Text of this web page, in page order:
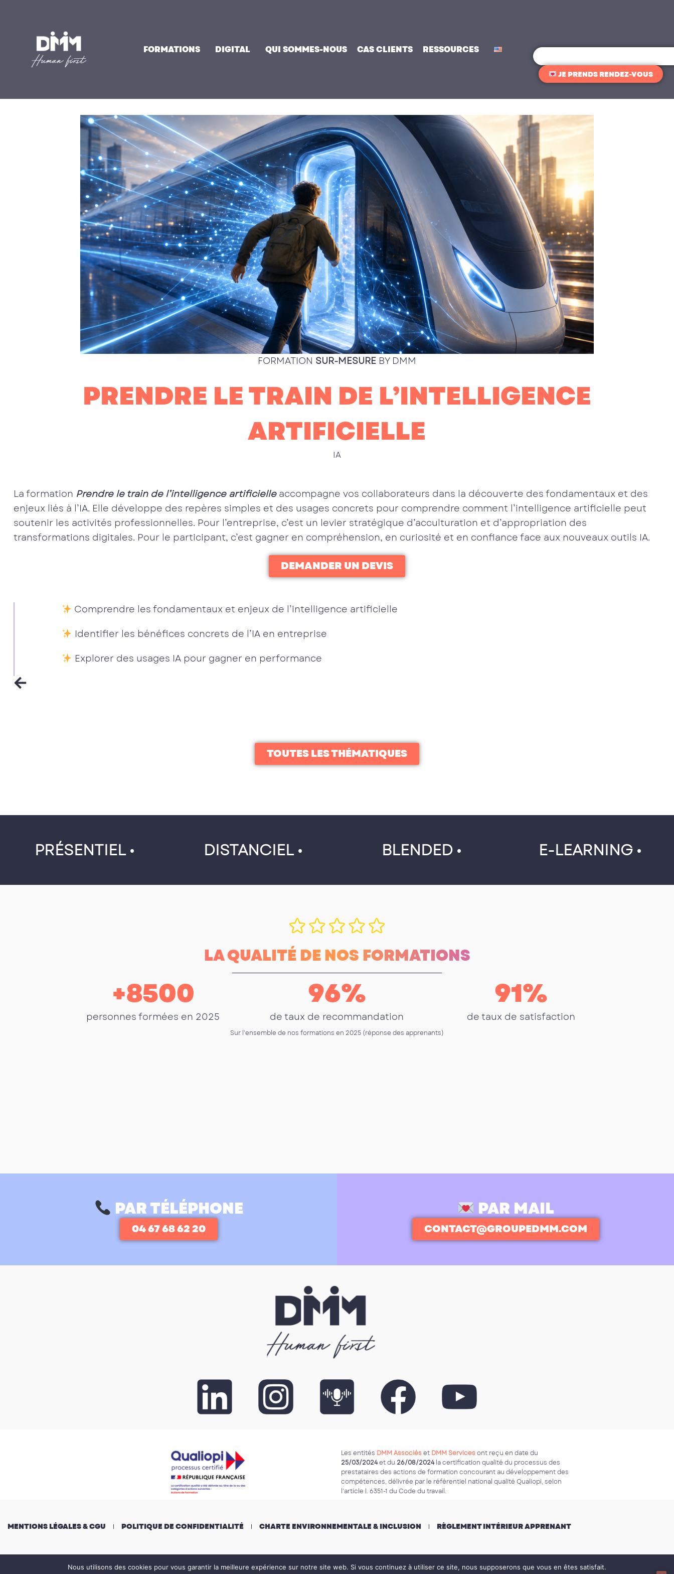
FORMATIONS DIGITAL QUI SOMMES-NOUS CAS CLIENTS RESSOURCES Rechercher
JE PRENDS RENDEZ-VOUS
FORMATION SUR-MESURE BY DMM
PRENDRE LE TRAIN DE L’INTELLIGENCE
ARTIFICIELLE
IA
La formation Prendre le train de l’intelligence artificielle accompagne vos collaborateurs dans la découverte des fondamentaux et des
enjeux liés à l’IA. Elle développe des repères simples et des usages concrets pour comprendre comment l’intelligence artificielle peut
soutenir les activités professionnelles. Pour l’entreprise, c’est un levier stratégique d’acculturation et d’appropriation des
transformations digitales. Pour le participant, c’est gagner en compréhension, en curiosité et en confiance face aux nouveaux outils IA.
DEMANDER UN DEVIS
Comprendre les fondamentaux et enjeux de l’intelligence artificielle
Identifier les bénéfices concrets de l’IA en entreprise
Explorer des usages IA pour gagner en performance
TOUTES LES THÉMATIQUES
PRÉSENTIEL • DISTANCIEL • BLENDED • E-LEARNING •
LA QUALITÉ DE NOS FORMATIONS
personnes formées en 2025
+8500
de taux de recommandation
96%
de taux de satisfaction
91%
Sur l’ensemble de nos formations en 2025 (réponse des apprenants)
PAR TÉLÉPHONE
04 67 68 62 20
PAR MAIL
CONTACT@GROUPEDMM.COM
Les entités DMM Associéset DMM Servicesont reçu en date du
25/03/2024et du 26/08/2024la certification qualité du processus des
prestataires des actions de formation concourant au développement des
compétences, délivrée par le référentiel national qualité Qualiopi, selon
l’article l. 6351-1 du Code du travail.
MENTIONS LÉGALES & CGU POLITIQUE DE CONFIDENTIALITÉ CHARTE ENVIRONNEMENTALE & INCLUSION RÈGLEMENT INTÉRIEUR APPRENANT
© Groupe DMM, tous droits réservésNous utilisons des cookies pour vous garantir la meilleure expérience sur notre site web. Si vous continuez à utiliser ce site, nous supposerons que vous en êtes satisfait.